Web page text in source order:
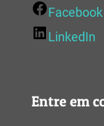
Facebook
LinkedIn
Entre em